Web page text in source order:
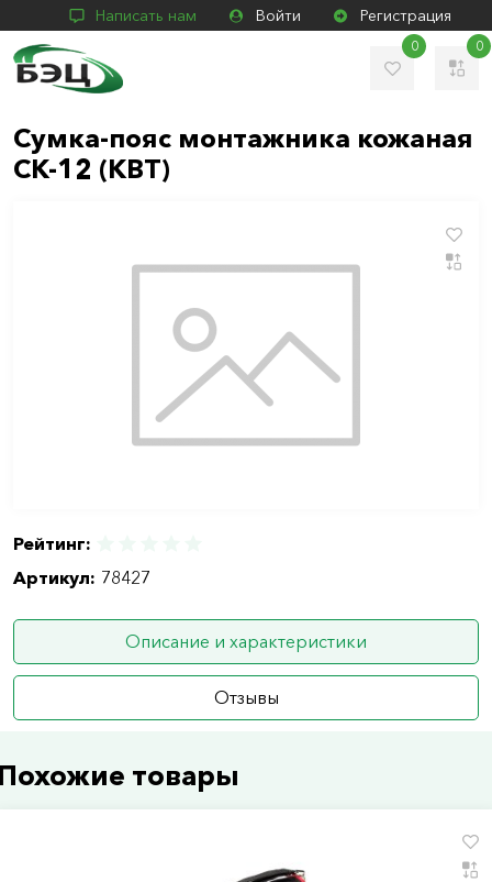
Написать нам Войти Регистрация
0 0
Сумка-пояс монтажника кожаная
СК-12 (КВТ)
Рейтинг:
Артикул: 78427
Описание и характеристики
Отзывы
товары